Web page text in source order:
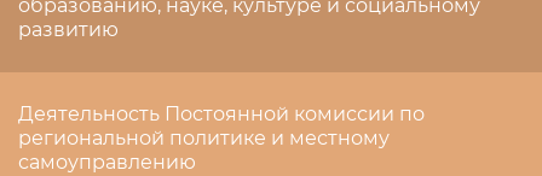
образованию, науке, культуре и социальному
развитию
Деятельность Постоянной комиссии по
региональной политике и местному
самоуправлению